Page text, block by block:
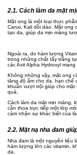
2.1. Cách làm da mặt
Mật ong là một loại thực
Canxi, Kali dồi dào. Mật ong
tạo da, giúp da mịn màng
Ngoài ra, do hàm lượng
trong những chất tẩy trắng
các Axit Alpha Hydroxyl
Không những vậy, mật ong
tăng độ ẩm cho da, hạn chế
khuẩn vượt trội giúp cho mật
quả.
Cách làm da mặt mịn màng,
cần thoa trực tiếp một lớp
cảm nhận sự khác biệt của
2.2. Mặt nạ nha đam
Nha đam là một nguyên liệu
hàm lượng lớn các vitamin,
da.